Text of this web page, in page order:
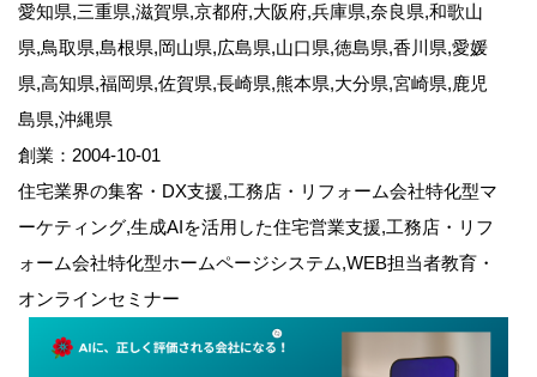
愛知県,三重県,滋賀県,京都府,大阪府,兵庫県,奈良県,和歌山
県,鳥取県,島根県,岡山県,広島県,山口県,徳島県,香川県,愛媛
県,高知県,福岡県,佐賀県,長崎県,熊本県,大分県,宮崎県,鹿児
島県,沖縄県
創業：2004-10-01
住宅業界の集客・DX支援,工務店・リフォーム会社特化型マ
ーケティング,生成AIを活用した住宅営業支援,工務店・リフ
ォーム会社特化型ホームページシステム,WEB担当者教育・
オンラインセミナー